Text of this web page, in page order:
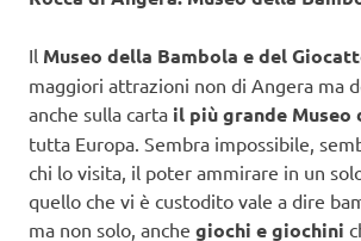
Il Museo della Bambola e del
maggiori attrazioni non di Angera ma
anche sulla carta il più grande
tutta Europa. Sembra impossibile,
chi lo visita, il poter ammirare in un
quello che vi è custodito vale a dire
ma non solo, anche giochi e giochini